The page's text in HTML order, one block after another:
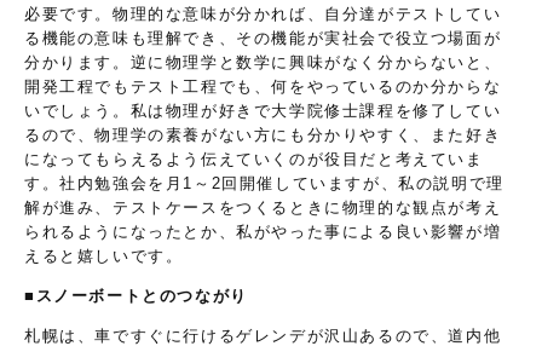
必要です。物理的な意味が分かれば、自分達がテストしてい
る機能の意味も理解でき、その機能が実社会で役立つ場面が
分かります。逆に物理学と数学に興味がなく分からないと、
開発工程でもテスト工程でも、何をやっているのか分からな
いでしょう。私は物理が好きで大学院修士課程を修了してい
るので、物理学の素養がない方にも分かりやすく、また好き
になってもらえるよう伝えていくのが役目だと考えていま
す。社内勉強会を月1～2回開催していますが、私の説明で理
解が進み、テストケースをつくるときに物理的な観点が考え
られるようになったとか、私がやった事による良い影響が増
えると嬉しいです。
■スノーボートとのつながり
札幌は、車ですぐに行けるゲレンデが沢山あるので、道内他